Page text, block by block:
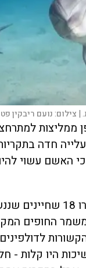
| צילום:נועם ריבקין
ממליצות
חדה
האשם עשוי
עד כה השנה נספרו
משמר החופים
היו קלות -